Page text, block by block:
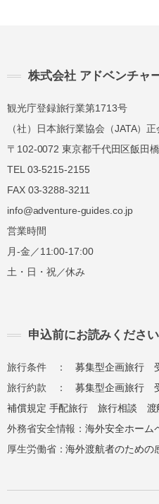
株式会社 アドベンチャ
観光庁登録旅行業第1713号
（社）日本旅行業協会（JATA）正
〒102-0072 東京都千代田区飯田
TEL 03-5215-2155
FAX 03-3288-3211
info@adventure-guides.co.jp
営業時間
月-金／11:00-17:00
土・日・祝／休み
申込前にお読みください
旅行条件 ：募集型企画旅行
旅行約款 ：募集型企画旅行
補償規定 手配旅行 旅行相談
渡
外務省安全情報：海外安全ホーム
厚生労働省：海外渡航者のための